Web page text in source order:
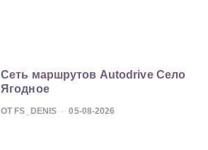
Сеть маршрутов Autodrive Село
Ягодное
ОТ FS_DENIS 05-08-2026